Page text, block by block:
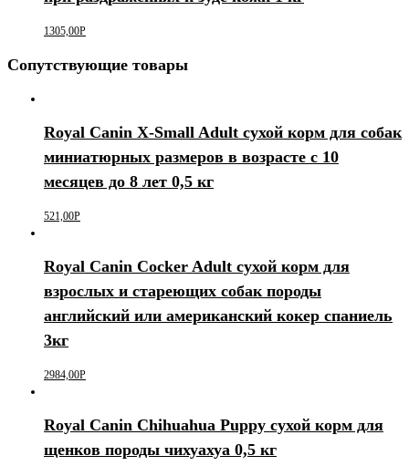
1305,00Р
Сопутствующие товары
Royal Canin X-Small Adult сухой корм для собак
миниатюрных размеров в возрасте c 10
месяцев до 8 лет 0,5 кг
521,00Р
Royal Canin Cocker Adult сухой корм для
взрослых и стареющих собак породы
английский или американский кокер спаниель
3кг
2984,00Р
Royal Canin Chihuahua Puppy сухой корм для
щенков породы чихуахуа 0,5 кг